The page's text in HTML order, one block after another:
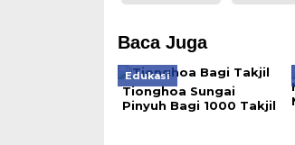
Baca Juga
Edukasi
Tionghoa Sungai
Pinyuh Bagi 1000 Takjil